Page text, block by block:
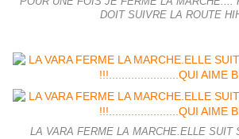
DOIT SUIVRE LA ROUTE
LA VARA FERME LA MARCHE.ELLE SUIT